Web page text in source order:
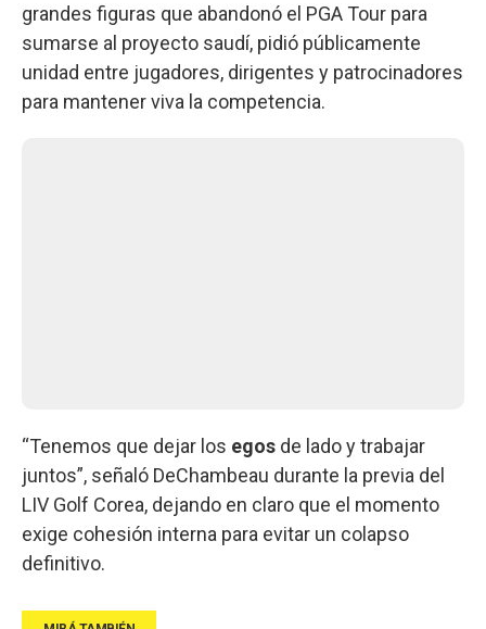
grandes figuras que abandonó el PGA Tour para
sumarse al proyecto saudí, pidió públicamente
unidad entre jugadores, dirigentes y patrocinadores
para mantener viva la competencia.
“Tenemos que dejar los egos de lado y trabajar
juntos”, señaló DeChambeau durante la previa del
LIV Golf Corea, dejando en claro que el momento
exige cohesión interna para evitar un colapso
definitivo.